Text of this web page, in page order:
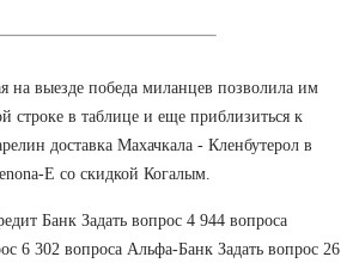
на выезде победа миланцев позволила им
строке в таблице и еще приблизиться к
доставка Махачкала - Кленбутерол в
E со скидкой Когалым.
Банк Задать вопрос 4 944 вопроса
6 302 вопроса Альфа-Банк Задать вопрос 26